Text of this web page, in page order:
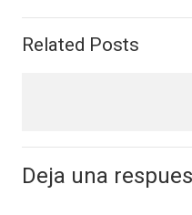
Related Posts
Deja una